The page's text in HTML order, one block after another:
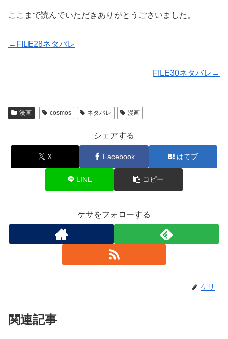
ここまで読んでいただきありがとうごさいました。
←FILE28ネタバレ
FILE30ネタバレ→
漫画 cosmos ネタバレ 漫画
シェアする
X Facebook はてブ
LINE コピー
ケサをフォローする
ケサ
関連記事